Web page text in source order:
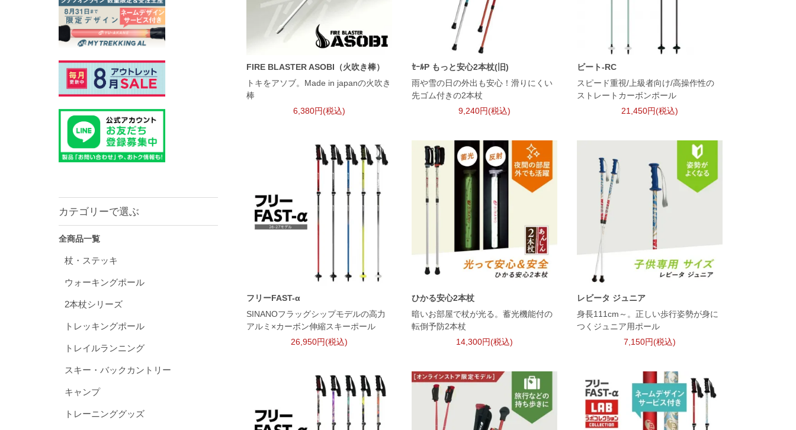
FIRE BLASTER ASOBI（火吹き棒）
トキをアソブ。Made in japanの火吹き
棒
6,380円(税込)
ｾｰﾙP もっと安心2本杖(旧)
雨や雪の日の外出も安心！滑りにくい
先ゴム付きの2本杖
9,240円(税込)
ビート-RC
スピード重視/上級者向け/高操作性の
ストレートカーボンポール
21,450円(税込)
フリーFAST-α
SINANOフラッグシップモデルの高力
アルミ×カーボン伸縮スキーポール
26,950円(税込)
ひかる安心2本杖
暗いお部屋で杖が光る。蓄光機能付の
転倒予防2本杖
14,300円(税込)
レビータ ジュニア
身長111cm～。正しい歩行姿勢が身に
つくジュニア用ポール
7,150円(税込)
カテゴリーで選ぶ
全商品一覧
杖・ステッキ
ウォーキングポール
2本杖シリーズ
トレッキングポール
トレイルランニング
スキー・バックカントリー
キャンプ
トレーニンググッズ